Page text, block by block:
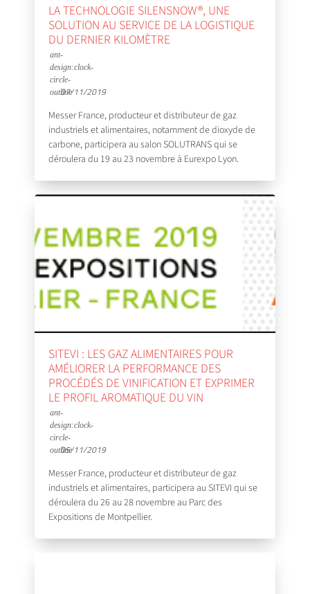
LA TECHNOLOGIE SILENSNOW®, UNE
SOLUTION AU SERVICE DE LA LOGISTIQUE
DU DERNIER KILOMÈTRE
07/11/2019
Messer France, producteur et distributeur de gaz
industriels et alimentaires, notamment de dioxyde de
carbone, participera au salon SOLUTRANS qui se
déroulera du 19 au 23 novembre à Eurexpo Lyon.
SITEVI : LES GAZ ALIMENTAIRES POUR
AMÉLIORER LA PERFORMANCE DES
PROCÉDÉS DE VINIFICATION ET EXPRIMER
LE PROFIL AROMATIQUE DU VIN
05/11/2019
Messer France, producteur et distributeur de gaz
industriels et alimentaires, participera au SITEVI qui se
déroulera du 26 au 28 novembre au Parc des
Expositions de Montpellier.